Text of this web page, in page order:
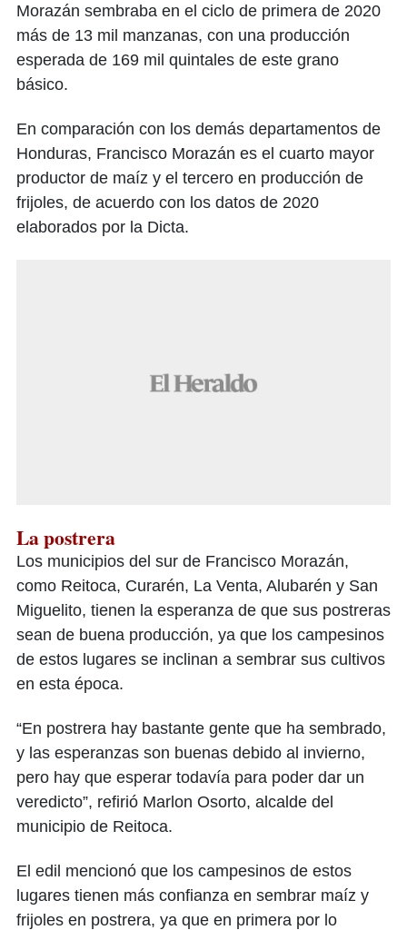
Morazán sembraba en el ciclo de primera de 2020
más de 13 mil manzanas, con una producción
esperada de 169 mil quintales de este grano
básico.
En comparación con los demás departamentos de
Honduras, Francisco Morazán es el cuarto mayor
productor de maíz y el tercero en producción de
frijoles, de acuerdo con los datos de 2020
elaborados por la Dicta.
La postrera
Los municipios del sur de Francisco Morazán,
como Reitoca, Curarén, La Venta, Alubarén y San
Miguelito, tienen la esperanza de que sus postreras
sean de buena producción, ya que los campesinos
de estos lugares se inclinan a sembrar sus cultivos
en esta época.
“En postrera hay bastante gente que ha sembrado,
y las esperanzas son buenas debido al invierno,
pero hay que esperar todavía para poder dar un
veredicto”, refirió Marlon Osorto, alcalde del
municipio de Reitoca.
El edil mencionó que los campesinos de estos
lugares tienen más confianza en sembrar maíz y
frijoles en postrera, ya que en primera por lo